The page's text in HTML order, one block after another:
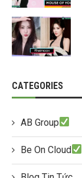
CATEGORIES
AB Group
Be On Cloud